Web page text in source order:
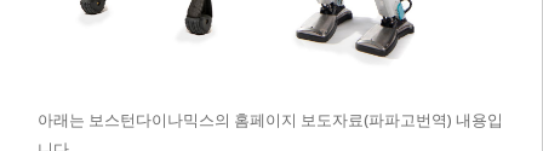
아래는 보스턴다이나믹스의 홈페이지 보도자료(파파고번역) 내용입